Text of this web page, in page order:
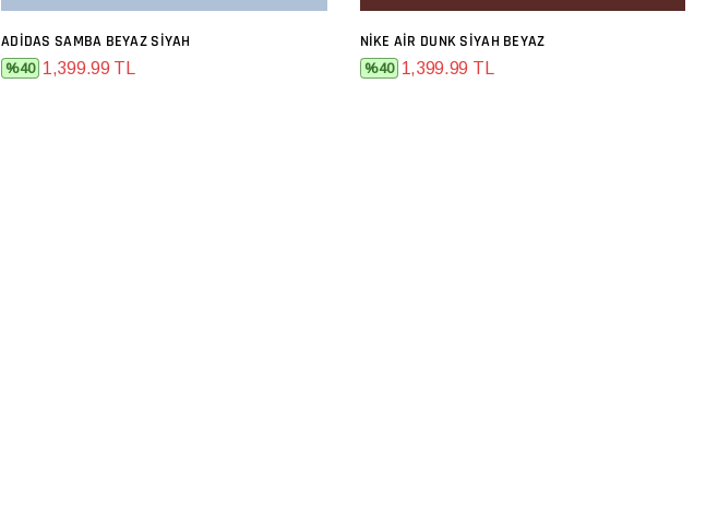
SEPETE EKLE
ADIDAS SAMBA BEYAZ SIYAH
%40 1,399.99 TL
SEPETE EKLE
NIKE AIR DUNK SIYAH BEYAZ
%40 1,399.99 TL